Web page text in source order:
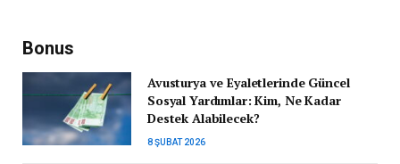
Bonus
Avusturya ve Eyaletlerinde Güncel
Sosyal Yardımlar: Kim, Ne Kadar
Destek Alabilecek?
8 ŞUBAT 2026